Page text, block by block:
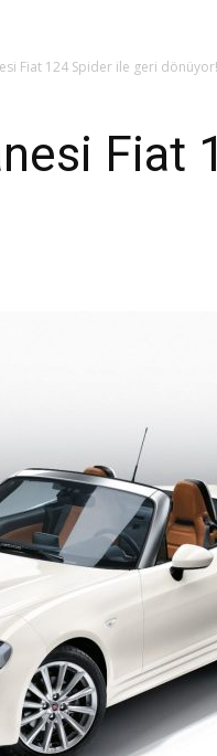
Fiat 124 Spider ile geri dönüyor!
Fiat